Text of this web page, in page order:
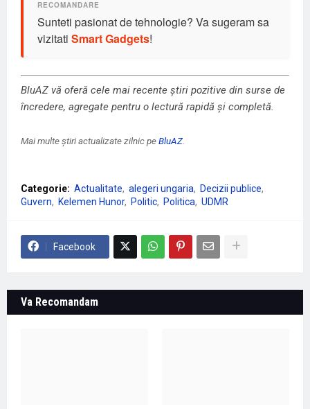
Sunteti pasionat de tehnologie? Va sugeram sa
vizitati Smart Gadgets!
BluAZ vă oferă cele mai recente știri pozitive din surse de
încredere, agregate pentru o lectură rapidă și completă.
Mai multe știri actualizate zilnic peBluAZ
Categorie: Actualitate alegeri ungaria
Decizii publice
Guvern
Kelemen Hunor Politic Politica UDMR
Facebook
Va Recomandam